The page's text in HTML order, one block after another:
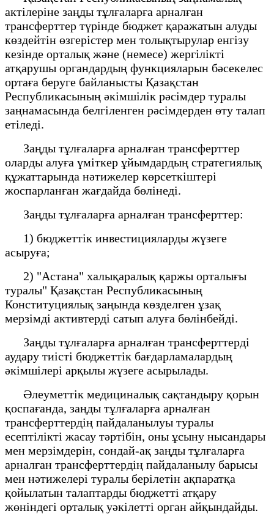
актілеріне заңды тұлғаларға арналған
трансферттер түрінде бюджет қаражатын алуды
көздейтін өзгерістер мен толықтырулар енгізу
кезінде орталық және (немесе) жергілікті
атқарушы органдардың функцияларын бәсекелес
ортаға беруге байланысты Қазақстан
Республикасының әкімшілік рәсімдер туралы
заңнамасында белгіленген рәсімдерден өту талап
етіледі.
Заңды тұлғаларға арналған трансферттер
оларды алуға үміткер ұйымдардың стратегиялық
құжаттарында нәтижелер көрсеткіштері
жоспарланған жағдайда бөлінеді.
Заңды тұлғаларға арналған трансферттер:
1) бюджеттік инвестицияларды жүзеге
асыруға;
2) "Астана" халықаралық қаржы орталығы
туралы" Қазақстан Республикасының
Конституциялық заңында көзделген ұзақ
мерзімді активтерді сатып алуға бөлінбейді.
Заңды тұлғаларға арналған трансферттерді
аудару тиісті бюджеттік бағдарламалардың
әкімшілері арқылы жүзеге асырылады.
Әлеуметтік медициналық сақтандыру қорын
қоспағанда, заңды тұлғаларға арналған
трансферттердің пайдаланылуы туралы
есептілікті жасау тәртібін, оны ұсыну нысандары
мен мерзімдерін, сондай-ақ заңды тұлғаларға
арналған трансферттердің пайдаланылу барысы
мен нәтижелері туралы берілетін ақпаратқа
қойылатын талаптарды бюджетті атқару
жөніндегі орталық уәкілетті орган айқындайды.